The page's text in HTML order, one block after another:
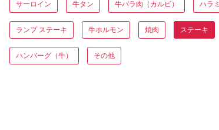
寄付金額:40,000円 寄付金額:25,000円
【1203547】
寄付金額:59,000円
サーロイン 牛タン 牛バラ肉（カルビ） ハラミ
ランプ ステーキ 牛ホルモン 焼肉 ステーキ
ハンバーグ（牛） その他